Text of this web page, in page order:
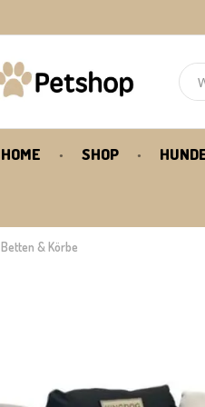
HOME SHOP
Betten & Körbe